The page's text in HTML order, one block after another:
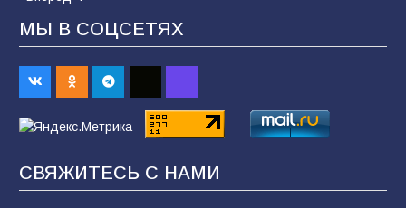
В Батайске продолжаются дорожные работы
98 04.08.2026
пропагандистский вброс
МЫ В СОЦСЕТЯХ
СВЯЖИТЕСЬ С НАМИ